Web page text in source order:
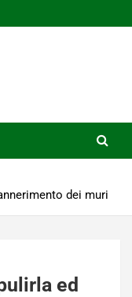
dei muri
ed